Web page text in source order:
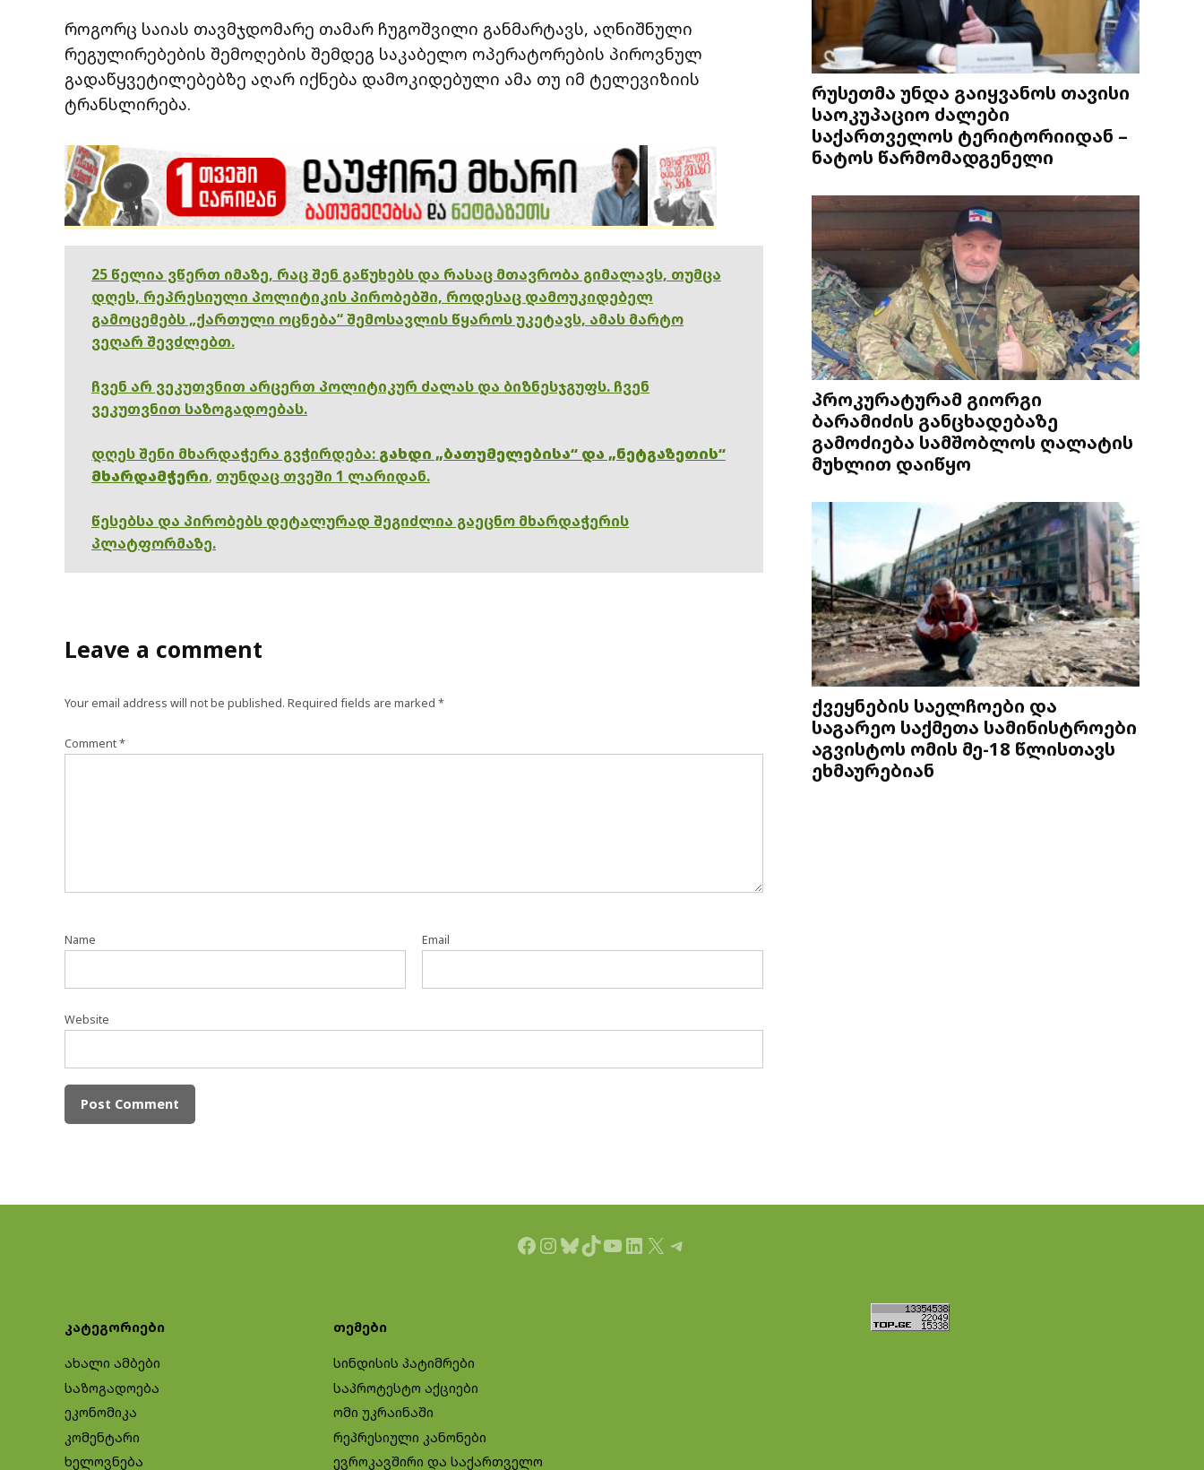
როგორც საიას თავმჯდომარე თამარ ჩუგოშვილი განმარტავს, აღნიშნული
რეგულირებების შემოღების შემდეგ საკაბელო ოპერატორების პიროვნულ
გადაწყვეტილებებზე აღარ იქნება დამოკიდებული ამა თუ იმ ტელევიზიის
ტრანსლირება.
25 წელია ვწერთ იმაზე, რაც შენ გაწუხებს და რასაც მთავრობა გიმალავს, თუმცა
დღეს, რეპრესიული პოლიტიკის პირობებში, როდესაც დამოუკიდებელ
გამოცემებს „ქართული ოცნება“ შემოსავლის წყაროს უკეტავს, ამას მარტო
ვეღარ შევძლებთ.
ჩვენ არ ვეკუთვნით არცერთ პოლიტიკურ ძალას და ბიზნესჯგუფს. ჩვენ
ვეკუთვნით საზოგადოებას.
დღეს შენი მხარდაჭერა გვჭირდება: გახდი „ბათუმელებისა“ და „ნეტგაზეთის“
მხარდამჭერი, თუნდაც თვეში 1 ლარიდან.
წესებსა და პირობებს დეტალურად შეგიძლია გაეცნო მხარდაჭერის
პლატფორმაზე.
Leave a comment
Your email address will not be published. Required fields are marked *
Comment*
Name Email
Website
რუსეთმა უნდა გაიყვანოს თავისი
საოკუპაციო ძალები
საქართველოს ტერიტორიიდან –
ნატოს წარმომადგენელი
პროკურატურამ გიორგი
ბარამიძის განცხადებაზე
გამოძიება სამშობლოს ღალატის
მუხლით დაიწყო
ქვეყნების საელჩოები და
საგარეო საქმეთა სამინისტროები
აგვისტოს ომის მე-18 წლისთავს
ეხმაურებიან
Facebook
Instagram
Bluesky
TikTok
YouTube
LinkedIn
X Telegram
კატეგორიები
ახალი ამბები
საზოგადოება
ეკონომიკა
კომენტარი
ხელოვნება
თემები
სინდისის პატიმრები
საპროტესტო აქციები
ომი უკრაინაში
რეპრესიული კანონები
ევროკავშირი და საქართველო